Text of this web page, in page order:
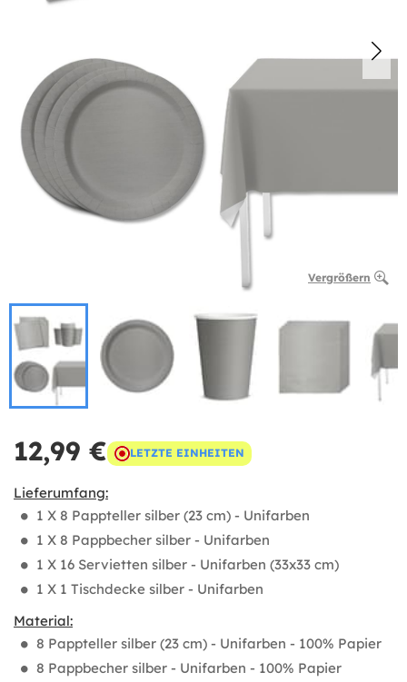
Vergrößern
12,99 € LETZTE EINHEITEN
Lieferumfang:
1 X 8 Pappteller silber (23 cm) - Unifarben
1 X 8 Pappbecher silber - Unifarben
1 X 16 Servietten silber - Unifarben (33x33 cm)
1 X 1 Tischdecke silber - Unifarben
Material:
8 Pappteller silber (23 cm) - Unifarben - 100% Papier
8 Pappbecher silber - Unifarben - 100% Papier